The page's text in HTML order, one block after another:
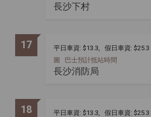
長沙下村
17 平日車資: $13.3, 假日車資: $25.3
圖
巴士預計抵站時間
長沙消防局
18 平日車資: $13.3, 假日車資: $25.3